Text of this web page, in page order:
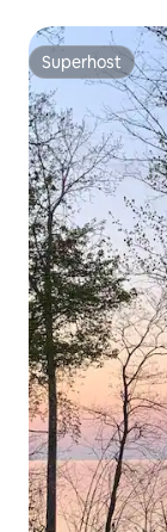
Superhost
Superhost